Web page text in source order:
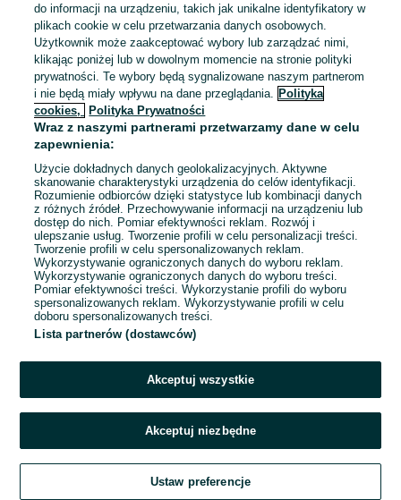
do informacji na urządzeniu, takich jak unikalne identyfikatory w
plikach cookie w celu przetwarzania danych osobowych.
Użytkownik może zaakceptować wybory lub zarządzać nimi,
klikając poniżej lub w dowolnym momencie na stronie polityki
prywatności. Te wybory będą sygnalizowane naszym partnerom
i nie będą miały wpływu na dane przeglądania. Polityka
cookies,
Polityka Prywatności
Wraz z naszymi partnerami przetwarzamy dane w celu
zapewnienia:
Użycie dokładnych danych geolokalizacyjnych. Aktywne
skanowanie charakterystyki urządzenia do celów identyfikacji.
Rozumienie odbiorców dzięki statystyce lub kombinacji danych
z różnych źródeł. Przechowywanie informacji na urządzeniu lub
dostęp do nich. Pomiar efektywności reklam. Rozwój i
ulepszanie usług. Tworzenie profili w celu personalizacji treści.
Tworzenie profili w celu spersonalizowanych reklam.
Wykorzystywanie ograniczonych danych do wyboru reklam.
Wykorzystywanie ograniczonych danych do wyboru treści.
Pomiar efektywności treści. Wykorzystanie profili do wyboru
spersonalizowanych reklam. Wykorzystywanie profili w celu
doboru spersonalizowanych treści.
Lista partnerów (dostawców)
Akceptuj wszystkie
Akceptuj niezbędne
Ustaw preferencje